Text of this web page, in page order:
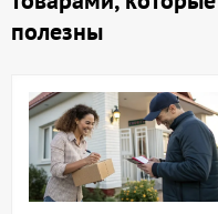
полезны